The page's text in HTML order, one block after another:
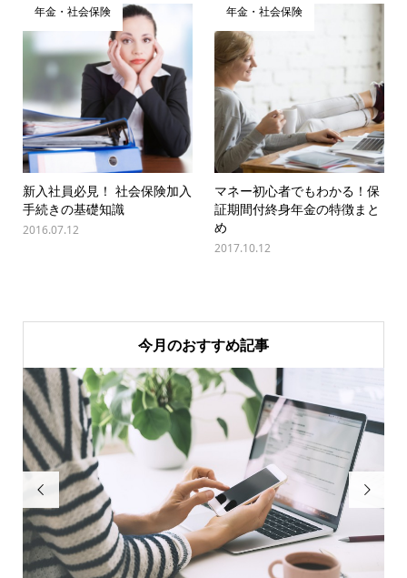
年金・社会保険
新入社員必見！ 社会保険加入
手続きの基礎知識
2016.07.12
年金・社会保険
マネー初心者でもわかる！保
証期間付終身年金の特徴まと
め
2017.10.12
今月のおすすめ記事
 